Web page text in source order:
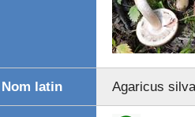
LACTAIRE PUBESCENT
LACTAIRE SANGUIN
LACTAIRE SCROBICULÉ
LACTAIRE TOISONNÉ
LACTAIRE VELOUTÉ
LÉPIOTE BRUN ROSE
Agaricus